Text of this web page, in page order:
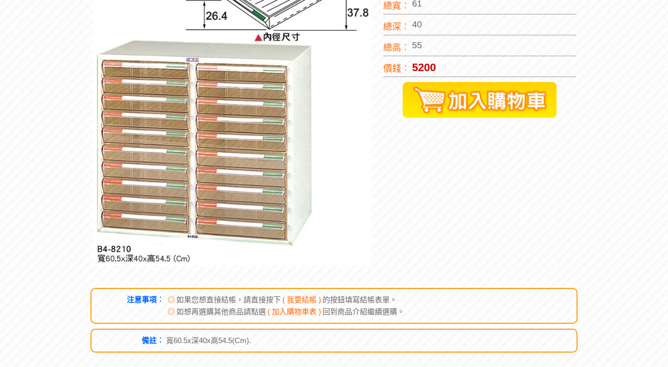
總寬︰ 61
總深︰ 40
總高︰ 55
價錢︰ 5200
注意事項︰ ◎如果您想直接結帳，請直接按下 ( 我要結帳 ) 的按鈕填寫結帳表單。
◎如想再選購其他商品請點選 ( 加入購物車表 ) 回到商品介紹繼續選購。
備註︰ 寬60.5x深40x高54.5(Cm).